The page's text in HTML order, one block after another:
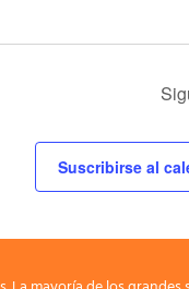
Suscribirse al